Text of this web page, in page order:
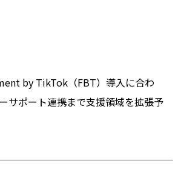
by TikTok（FBT）導入に合わ
サポート連携まで支援領域を拡張予